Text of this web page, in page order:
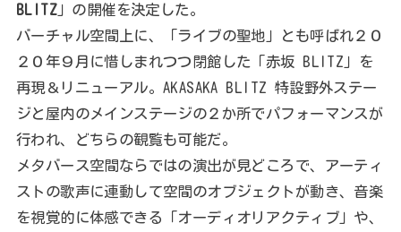
BLITZ」の開催を決定した。
バーチャル空間上に、「ライブの聖地」とも呼ばれ２０
２０年９月に惜しまれつつ閉館した「赤坂 BLITZ」を
再現＆リニューアル。AKASAKA BLITZ 特設野外ステー
ジと屋内のメインステージの２か所でパフォーマンスが
行われ、どちらの観覧も可能だ。
メタバース空間ならではの演出が見どころで、アーティ
ストの歌声に連動して空間のオブジェクトが動き、音楽
を視覚的に体感できる「オーディオリアクティブ」や、